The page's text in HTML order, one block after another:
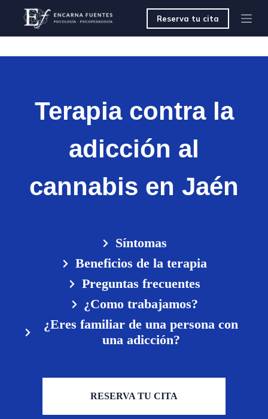
a
Reserva tu cita
Terapia contra la
adicción al
cannabis en Jaén
Síntomas
Beneficios de la terapia
Preguntas frecuentes
¿Como trabajamos?
¿Eres familiar de una persona con
una adicción?
RESERVA TU CITA